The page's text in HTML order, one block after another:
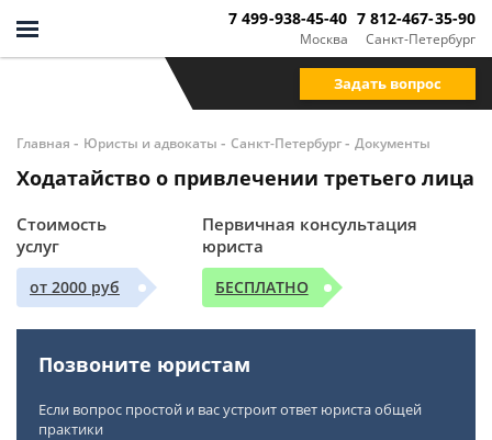
Москва
7 499-938-45-40
Санкт-Петербург
7 812-467-35-90
Задать вопрос
Главная - Юристы и адвокаты - Санкт-Петербург- Документы
Ходатайство о привлечении третьего лица
Стоимость
услуг
от 2000 руб
Первичная консультация
юриста
БЕСПЛАТНО
Позвоните юристам
Если вопрос простой и вас устроит ответ юриста общей
практики